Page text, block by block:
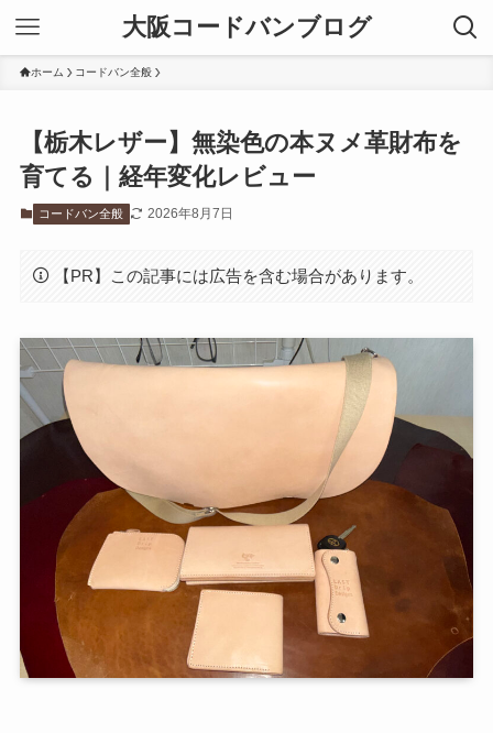
大阪コードバンブログ
ホーム コードバン全般
【栃木レザー】無染色の本ヌメ革財布を
育てる｜経年変化レビュー
コードバン全般 2026年8月7日
【PR】この記事には広告を含む場合があります。